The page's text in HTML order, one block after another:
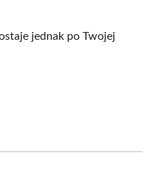
jednak po Twojej